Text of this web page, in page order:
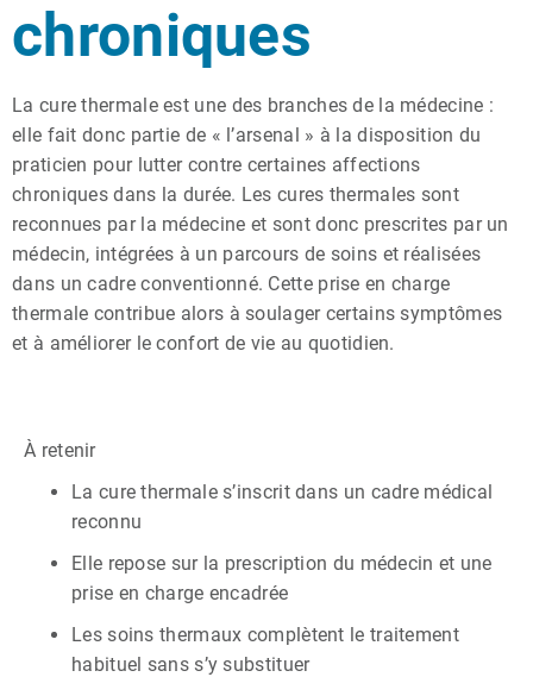
chroniques
La cure thermale est une des branches de la médecine :
elle fait donc partie de « l’arsenal » à la disposition du
praticien pour lutter contre certaines affections
chroniques dans la durée. Les cures thermales sont
reconnues par la médecine et sont donc prescrites par un
médecin, intégrées à un parcours de soins et réalisées
dans un cadre conventionné. Cette prise en charge
thermale contribue alors à soulager certains symptômes
et à améliorer le confort de vie au quotidien.
À retenir
La cure thermale s’inscrit dans un cadre médical
reconnu
Elle repose sur la prescription du médecin et une
prise en charge encadrée
Les soins thermaux complètent le traitement
habituel sans s’y substituer